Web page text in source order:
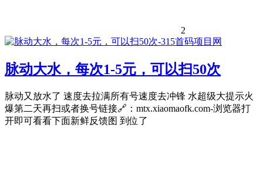
2
脉动大水，每次1-5元，可以扫50次
脉动又放水了 速度去拉满所有号速度去冲锋 水超级大提示火
爆第二天再扫或者换号链接🔗：mtx.xiaomaofk.com-浏览器打
开即可看看下面新鲜反馈图 到位了